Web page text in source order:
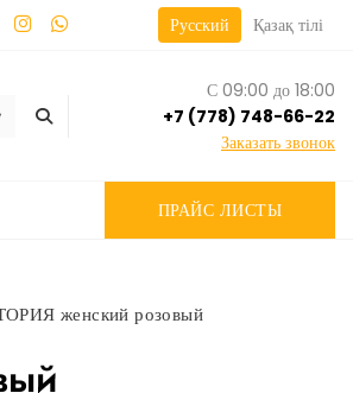
Русский Қазақ тілі
С 09:00 до 18:00
+7 (778) 748-66-22
Заказать звонок
ПРАЙС ЛИСТЫ
женский розовый